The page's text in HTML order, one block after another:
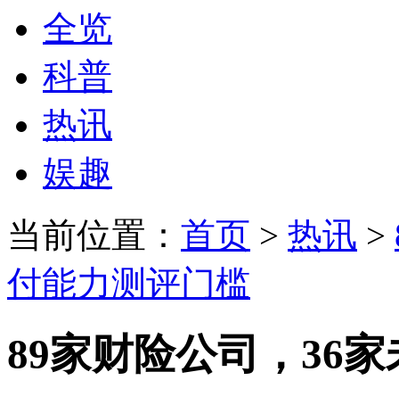
全览
科普
热讯
娱趣
当前位置： 首页 > 热讯 >
付能力测评门槛
89家财险公司，36